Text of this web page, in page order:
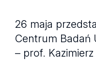
26 maja
Centrum Badań
– prof.